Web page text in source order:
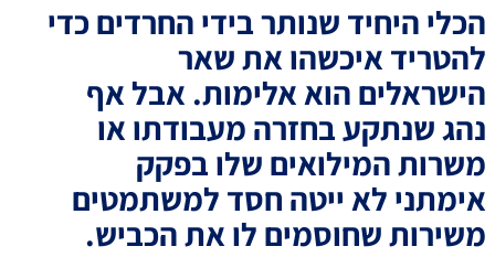
הכלי היחיד שנותר בידי החרדים כדי
להטריד איכשהו את שאר
הישראלים הוא אלימות. אבל אף
נהג שנתקע בחזרה מעבודתו או
משרות המילואים שלו בפקק
אימתני לא ייטה חסד למשתמטים
משירות שחוסמים לו את הכביש.